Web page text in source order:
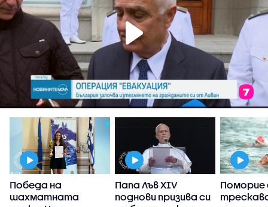
Победа на
шахматната
Папа Лъв XIV
поднови призива си
Поморие